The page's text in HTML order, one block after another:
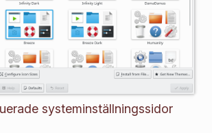
systeminställningssidor